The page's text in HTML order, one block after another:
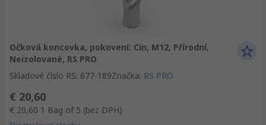
Očková koncovka, pokovení: Cín, M12, Přírodní,
Neizolované, RS PRO
Skladové číslo RS: 677-189Značka: RS PRO
€ 20,60
€ 20,60 1 Bag of 5 (bez DPH)